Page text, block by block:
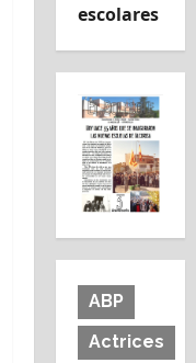
escolares
ABP
Actrices